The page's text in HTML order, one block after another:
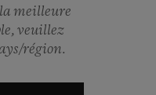
Hublot
possible
les
meilleure
veuillez
région.